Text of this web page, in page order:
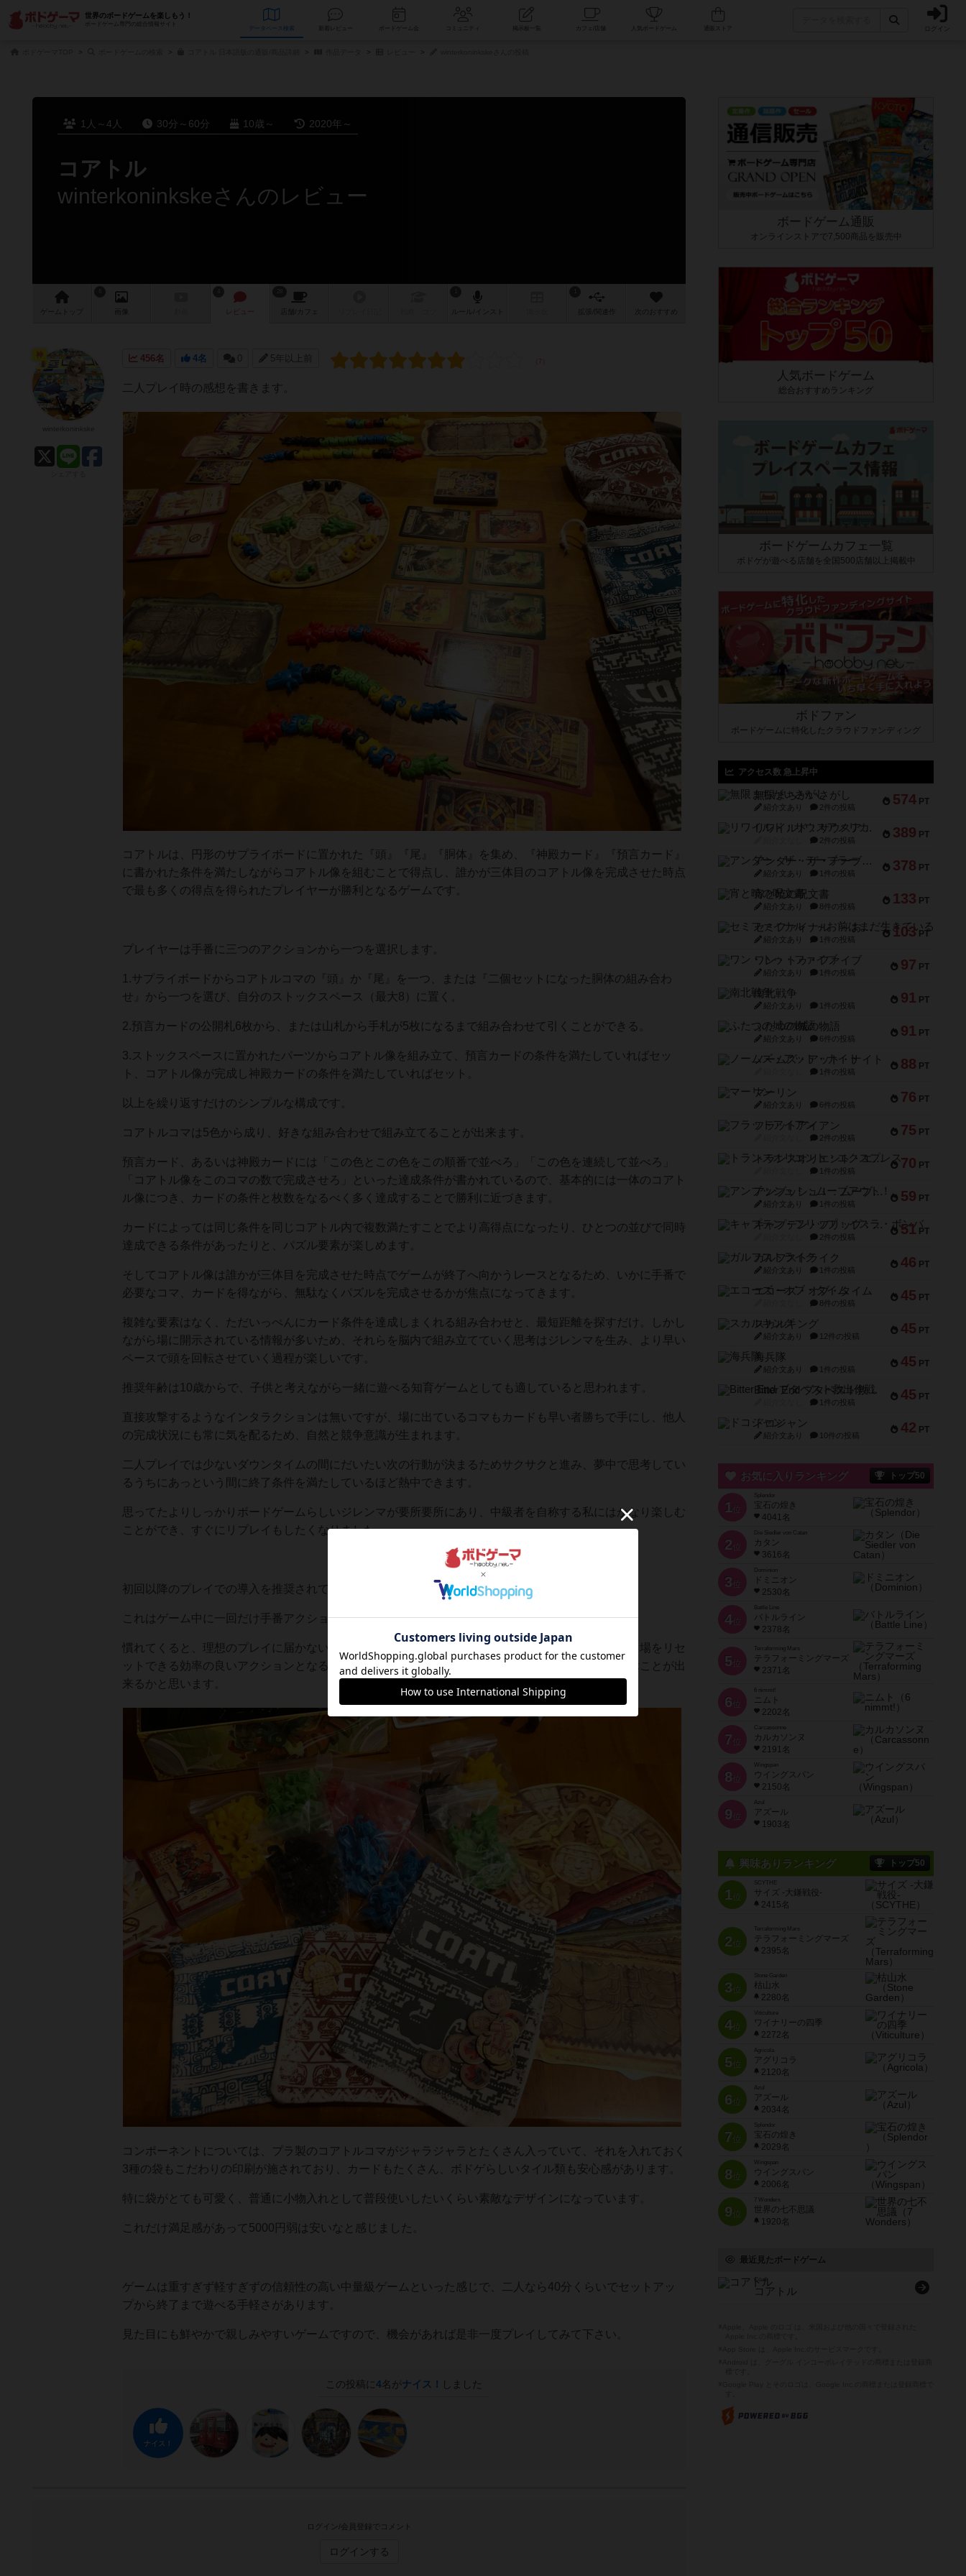
世界のボードゲームを楽しもう！
ボードゲーム専門の総合情報サイト
データベース コミュニティ 人気ボードゲーム ログイン
1人～4人 30分～60分 10歳～ 2020年～
コアトル
winterkoninkskeさんのレビュー
ゲーム 画像 レビュー 店舗/ カフェ 作 次のおすすめ
456名 4名 0 5年以上前
二人プレイ時の感想を書きます。
コアトルは、円形のサプライボードに置かれた『頭』『尾』『胴体』を集め、『神殿カード』『預言カード』
に書かれた条件を満たしながらコアトル像を組むことで得点し、誰かが三体目のコアトル像を完成させた時点
で最も多くの得点を得られたプレイヤーが勝利となるゲームです。
プレイヤーは手番に三つのアクションから一つを選択します。
1.サプライボードからコアトルコマの『頭』か『尾』を一つ、または『二個セットになった胴体の組み合わ
せ』から一つを選び、自分のストックスペース（最大8）に置く。
2.預言カードの公開札6枚から、または山札から手札が5枚になるまで組み合わせて引くことができる。
3.ストックスペースに置かれたパーツからコアトル像を組み立て、預言カードの条件を満たしていればセッ
ト、コアトル像が完成し神殿カードの条件を満たしていればセット。
以上を繰り返すだけのシンプルな構成です。
コアトルコマは5色から成り、好きな組み合わせで組み立てることが出来ます。
預言カード、あるいは神殿カードには「この色とこの色をこの順番で並べろ」「この色を連続して並べろ」
「コアトル像をこのコマの数で完成させろ」といった達成条件が書かれているので、基本的には一体のコアト
ル像につき、カードの条件と枚数をなるべく多く達成することで勝利に近づきます。
カードによっては同じ条件を同じコアトル内で複数満たすことでより高得点になったり、ひとつの並びで同時
達成できる条件があったりと、パズル要素が楽しめます。
そしてコアトル像は誰かが三体目を完成させた時点でゲームが終了へ向かうレースとなるため、いかに手番で
必要なコマ、カードを得ながら、無駄なくパズルを完成させるかが焦点になってきます。
複雑な要素はなく、ただいっぺんにカード条件を達成しまくれる組み合わせと、最短距離を探すだけ。しかし
ながら場に開示されている情報が多いため、それらを脳内で組み立てていく思考はジレンマを生み、より早い
ペースで頭を回転させていく過程が楽しいです。
推奨年齢は10歳からで、子供と考えながら一緒に遊べる知育ゲームとしても適していると思われます。
直接攻撃するようなインタラクションは無いですが、場に出ているコマもカードも早い者勝ちで手にし、他人
の完成状況にも常に気を配るため、自然と競争意識が生まれます。
二人プレイでは少ないダウンタイムの間にだいたい次の行動が決まるためサクサクと進み、夢中で思考してい
るうちにあっという間に終了条件を満たしているほど熱中できます。
思ってたよりしっかりボードゲームらしいジレンマが要所要所にあり、中級者を自称する私にはかなり楽しむ
ことができ、すぐにリプレイもしたくなりました。
初回以降のプレイでの導入を推奨されている追加ルールとして『供物トークン』があります。
これはゲーム中に一回だけ手番アクションの代わりに使用できる強力な3種のスキルです。
慣れてくると、理想のプレイに届かない手詰まり感を覚える展開が出てきます。そこでストレスなく場をリセ
ットできる効率の良いアクションとなるので、中〜上級者であれば最初から導入してより快適に遊ぶことが出
来るかと思います。
コンポーネントについては、プラ製のコアトルコマがジャラジャラとたくさん入っていて、それを入れておく
3種の袋もこだわりの印刷が施されており、カードもたくさん、ボドゲらしいタイル類も安心感があります。
特に袋がとても可愛く、普通に小物入れとして普段使いしたいくらい素敵なデザインになっています。
これだけ満足感があって5000円弱は安いなと感じました。
ゲームは重すぎず軽すぎずの信頼性の高い中量級ゲームといった感じで、二人なら40分くらいでセットアッ
プから終了まで遊べる手軽さがあります。
見た目にも鮮やかで親しみやすいゲームですので、機会があれば是非一度プレイしてみて下さい。
この投稿に 4名がナイス！ しました
ナイス！
ログイン/会員登録でコメント
ログインする
ボードゲーム通販
オンラインストアで7,500商品を販売中
人気ボードゲーム
総合おすすめランキング
ボードゲームカフェ一覧
ボドゲが遊べる店舗を全国500店舗以上掲載中
ボドファン
ボードゲームに特化したクラウドファンディング
アクセス数 急上昇中
574 PT
無限まちがいさがし
紹介文あり 2件の投稿
389 PT
リワイルド：サウスアメリカ
2件の投稿
378 PT
アンダー・ザ・テーブラー
紹介文あり 1件の投稿
133 PT
宵と暁の呪文書
紹介文あり 8件の投稿
103 PT
セミファイナル ～お前はまだ生きている～
紹介文あり 1件の投稿
97 PT
ワン・トゥ・ファイブ
紹介文あり 1件の投稿
91 PT
南北戦争
紹介文あり 1件の投稿
91 PT
ふたつの城の物語
紹介文あり 6件の投稿
88 PT
ノームズ・アット・ナイト
1件の投稿
76 PT
マーリン
紹介文あり 6件の投稿
75 PT
フラットアイアン
2件の投稿
70 PT
トランスオリエント・エクスプレス
1件の投稿
59 PT
アンブッシュ！：ムーブアウト！
紹介文あり 1件の投稿
51 PT
キャプテン・フリップ：イスラ・ボンバ
2件の投稿
46 PT
ガルフストライク
紹介文あり 1件の投稿
45 PT
エコーズ・オブ・タイム
8件の投稿
45 PT
スカルキング
紹介文あり 12件の投稿
45 PT
海兵隊
紹介文あり 1件の投稿
45 PT
Bitter End ブタペスト救出作戦
1件の投稿
42 PT
ドコジャン
紹介文あり 10件の投稿
お気に入りランキング トップ50
1 位
宝石の煌き
4041名
2 位
Die Siedler von Catan
カタン
3616名
3 位
ドミニオン
2530名
4位
Battle Line
バトルライン
2378名
5 位
Terraforming Mars
テラフォーミングマーズ
2371名
6 位
ニムト
2202名
7 位
Carcassonne
カルカソンヌ
2191名
8 位
Wingspan
ウイングスパン
2150名
9 位
Azul
アズール
1903名
興味ありランキング トップ50
1位
SCYTHE
サイズ -大鎌戦役-
2415名
2位
Terraforming Mars
テラフォーミングマーズ
2395名
3位
Stone Garden
枯山水
2280名
4位
Viticulture
ワイナリーの四季
2272名
5位
Agricola
アグリコラ
2120名
6位
Azul
アズール
2034名
7位
宝石の煌き
2029名
8位
Wingspan
ウイングスパン
2006名
9位
7 Wonders
世界の七不思議
1920名
最近見たボードゲーム
Cóatl
コアトル